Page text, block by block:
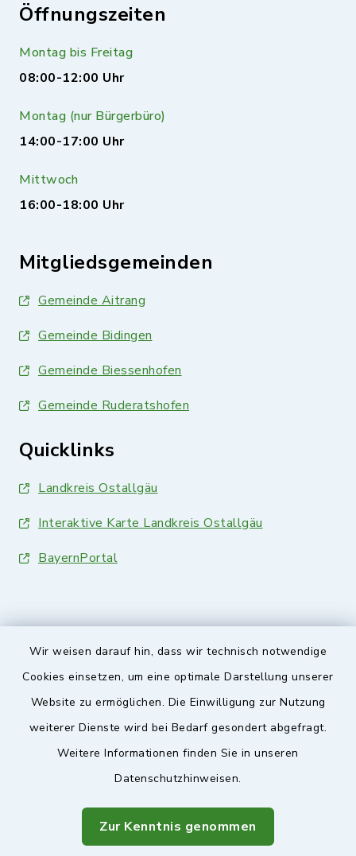
Wir weisen darauf hin, dass wir technisch notwendige
Cookies einsetzen, um eine optimale Darstellung unserer
Website zu ermöglichen. Die Einwilligung zur Nutzung
weiterer Dienste wird bei Bedarf gesondert abgefragt.
Weitere Informationen finden Sie in unseren
Datenschutzhinweisen.
Zur Kenntnis genommen
Öffnungszeiten
Montag bis Freitag
08:00-12:00 Uhr
Montag (nur Bürgerbüro)
14:00-17:00 Uhr
Mittwoch
16:00-18:00 Uhr
Mitgliedsgemeinden
Gemeinde Aitrang
Gemeinde Bidingen
Gemeinde Biessenhofen
Gemeinde Ruderatshofen
Quicklinks
Landkreis Ostallgäu
Interaktive Karte Landkreis Ostallgäu
BayernPortal
Sicherer Kontakt
Datenschutz